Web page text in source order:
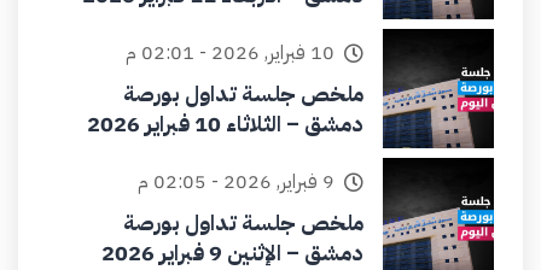
10 فبراير, 2026 - 02:01 م
ملخص جلسة تداول بورصة
دمشق – الثلاثاء 10 فبراير 2026
9 فبراير, 2026 - 02:05 م
ملخص جلسة تداول بورصة
دمشق – الإثنين 9 فبراير 2026